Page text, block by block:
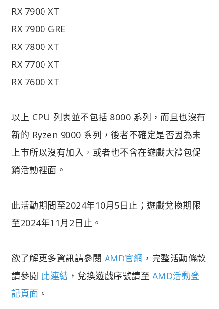
RX 7900 XT
RX 7900 GRE
RX 7800 XT
RX 7700 XT
RX 7600 XT
以上 CPU 列表並不包括 8000 系列，而且也沒有
新的 Ryzen 9000 系列，後者不確定是否因為未
上市所以沒有加入，或者也不會在遊戲大禮包促
銷活動裡面。
此活動期間至2024年10月5日止；遊戲兌換期限
至2024年11月2日止。
欲了解更多資訊請參閱 AMD官網 ，完整活動條款
請參閱 此連結 ，兌換遊戲序號請至 AMD活動登
記頁面 。